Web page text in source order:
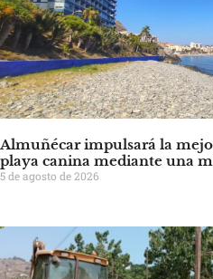
Almuñécar impulsará la
playa canina mediante una
5 de agosto de 2026